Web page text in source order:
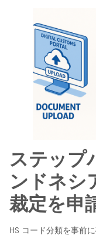
ステップ
ンドネシ
裁定を申
HS コード分類を事前